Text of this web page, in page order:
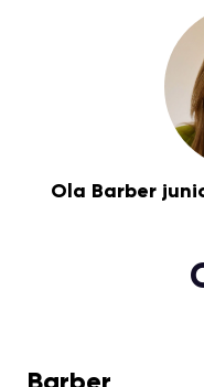
Ola Barber